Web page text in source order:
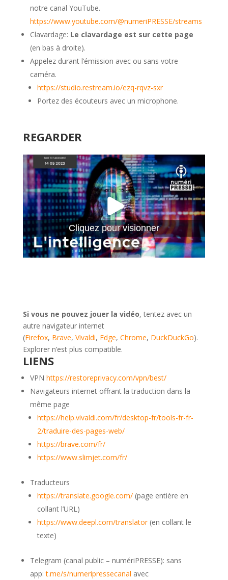
notre canal YouTube.
https://www.youtube.com/@numeriPRESSE/streams
Clavardage: Le clavardage est sur cette page
(en bas à droite).
Appelez durant l’émission avec ou sans votre
caméra.
https://studio.restream.io/ezq-rqvz-sxr
Portez des écouteurs avec un microphone.
REGARDER
Cliquez pour visionner
Si vous ne pouvez jouer la vidéo, tentez avec un
autre navigateur internet
(Firefox, Brave, Vivaldi, Edge, Chrome, DuckDuckGo).
Explorer n’est plus compatible.
LIENS
VPN https://restoreprivacy.com/vpn/best/
Navigateurs internet offrant la traduction dans la
même page
https://help.vivaldi.com/fr/desktop-fr/tools-fr-fr-
2/traduire-des-pages-web/
https://brave.com/fr/
https://www.slimjet.com/fr/
Traducteurs
https://translate.google.com/(page entière en
collant l’URL)
https://www.deepl.com/translator(en collant le
texte)
Telegram (canal public – numériPRESSE): sans
app:t.me/s/numeripressecanal avec